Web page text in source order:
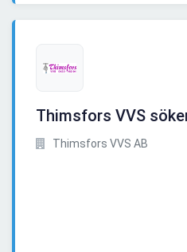
Thimsfors VVS
Thimsfors VVS AB